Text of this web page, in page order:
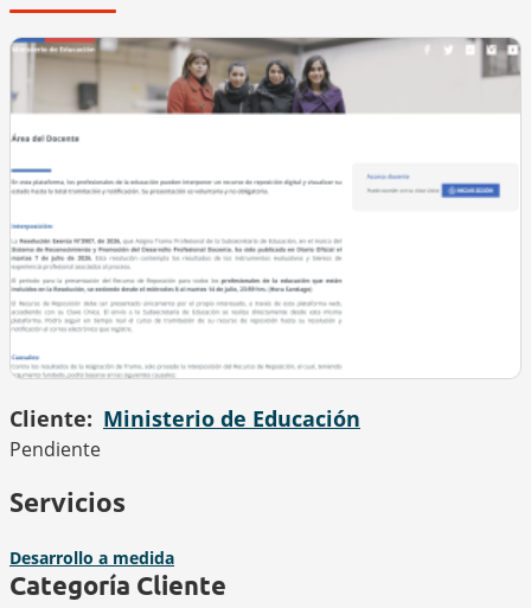
Cliente Ministerio de Educación
Pendiente
Servicios
Desarrollo a medida
Categoría Cliente